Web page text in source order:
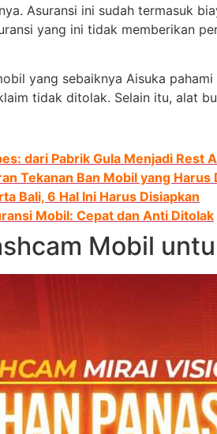
Asuransi ini sudah termasuk
yang ini tidak memberikan
yang sebaiknya Aisuka
tidak ditolak. Selain itu, alat
dari Pabrik Gula Menjadi Rest
Tekanan Ban Mobil yang Harus
Bali, 6 Hal Ini Harus Disiapkan
Mobil: Cepat dan Anti Ditolak
Mobil